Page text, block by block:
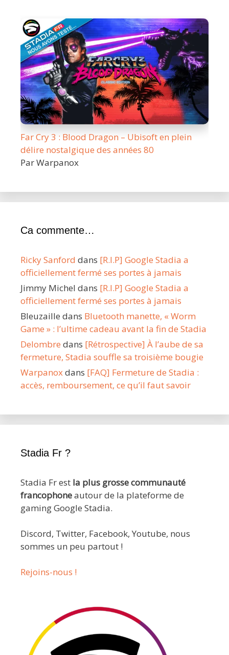
Far Cry 3 : Blood Dragon – Ubisoft en plein
délire nostalgique des années 80
Par Warpanox
Ca commente…
Ricky Sanford dans [R.I.P] Google Stadia a
officiellement fermé ses portes à jamais
Jimmy Michel dans [R.I.P] Google Stadia a
officiellement fermé ses portes à jamais
Bleuzaille dans Bluetooth manette, « Worm
Game » : l’ultime cadeau avant la fin de Stadia
Delombre dans [Rétrospective] À l’aube de sa
fermeture, Stadia souffle sa troisième bougie
Warpanoxdans [FAQ] Fermeture de Stadia :
accès, remboursement, ce qu’il faut savoir
Stadia Fr ?
Stadia Fr est la plus grosse communauté
francophoneautour de la plateforme de
gaming Google Stadia.
Discord, Twitter, Facebook, Youtube, nous
sommes un peu partout !
Rejoins-nous !